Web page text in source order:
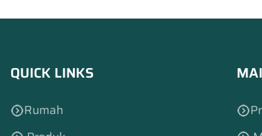
QUICK LINKS
Rumah